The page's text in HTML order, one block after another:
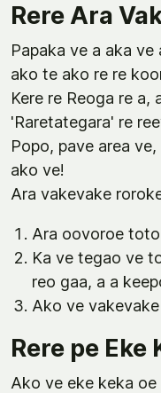
Rere Ara
Papaka ve a aka
ako te ako re re
Kere re Reoga re a,
'Raretategara' re
Popo, pave area
ako ve!
Ara vakevake
Ara oovoroe
Ka ve tegao ve
reo gaa, a a
Ako ve
Rere pe Eke
Ako ve eke keka oe